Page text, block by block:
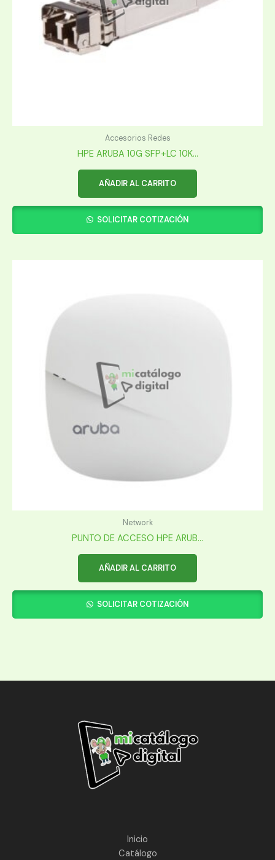
Accesorios Redes
HPE ARUBA 10G SFP+LC 10K...
AÑADIR AL CARRITO
SOLICITAR COTIZACIÓN
Network
PUNTO DE ACCESO HPE ARUB...
AÑADIR AL CARRITO
SOLICITAR COTIZACIÓN
Inicio
Catálogo